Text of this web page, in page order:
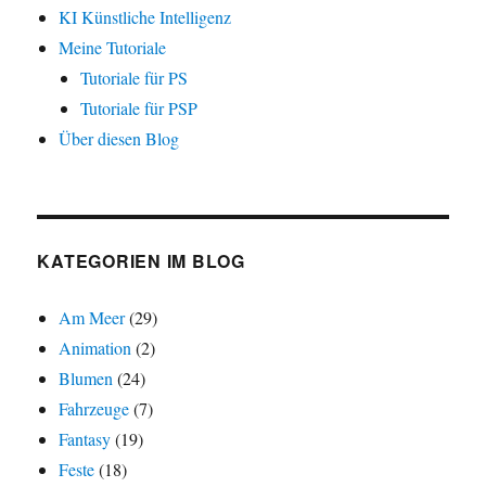
KI Künstliche Intelligenz
Meine Tutoriale
Tutoriale für PS
Tutoriale für PSP
Über diesen Blog
KATEGORIEN IM BLOG
Am Meer(29)
Animation(2)
Blumen(24)
Fahrzeuge(7)
Fantasy(19)
Feste(18)